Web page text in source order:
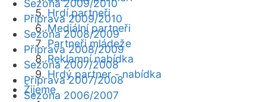
Hrdí partneři
Mediální partneři
Partneři mládeže
Reklamní nabídka
Hrdý partner - nabídka
Žijeme
Sezóna 2009/2010
Příprava 2009/2010
Sezóna 2008/2009
Příprava 2008/2009
Sezóna 2007/2008
Příprava 2007/2008
Sezóna 2006/2007